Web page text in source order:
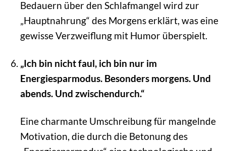
Bedauern über den Schlafmangel wird zur
„Hauptnahrung“ des Morgens erklärt, was eine
gewisse Verzweiflung mit Humor überspielt.
„Ich bin nicht faul, ich bin nur im
Energiesparmodus. Besonders morgens. Und
abends. Und zwischendurch.“
Eine charmante Umschreibung für mangelnde
Motivation, die durch die Betonung des